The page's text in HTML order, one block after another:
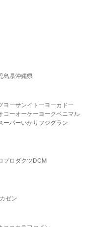
島県沖縄県
ヨーサンイトーヨーカドー
コーオーケー ヨークベニマル
ーパーいかり フジグラン
プロダクツDCM
ゼン